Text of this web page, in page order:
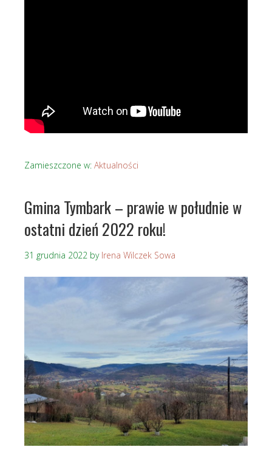
Zamieszczone w: Aktualności
Gmina Tymbark – prawie w południe w
ostatni dzień 2022 roku!
31 grudnia 2022 by Irena Wilczek Sowa